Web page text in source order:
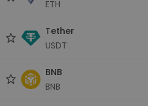
ETH
Tether
USDT
BNB
BNB